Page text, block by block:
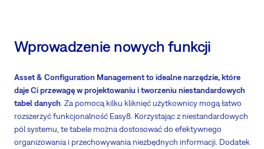
Wprowadzenie nowych funkcji
Asset & Configuration Management to idealne narzędzie, które
daje Ci przewagę w projektowaniu i tworzeniu niestandardowych
tabel danych . Za pomocą kilku kliknięć użytkownicy mogą łatwo
rozszerzyć funkcjonalność Easy8. Korzystając z niestandardowych
pól systemu, te tabele można dostosować do efektywnego
organizowania i przechowywania niezbędnych informacji. Dodatek